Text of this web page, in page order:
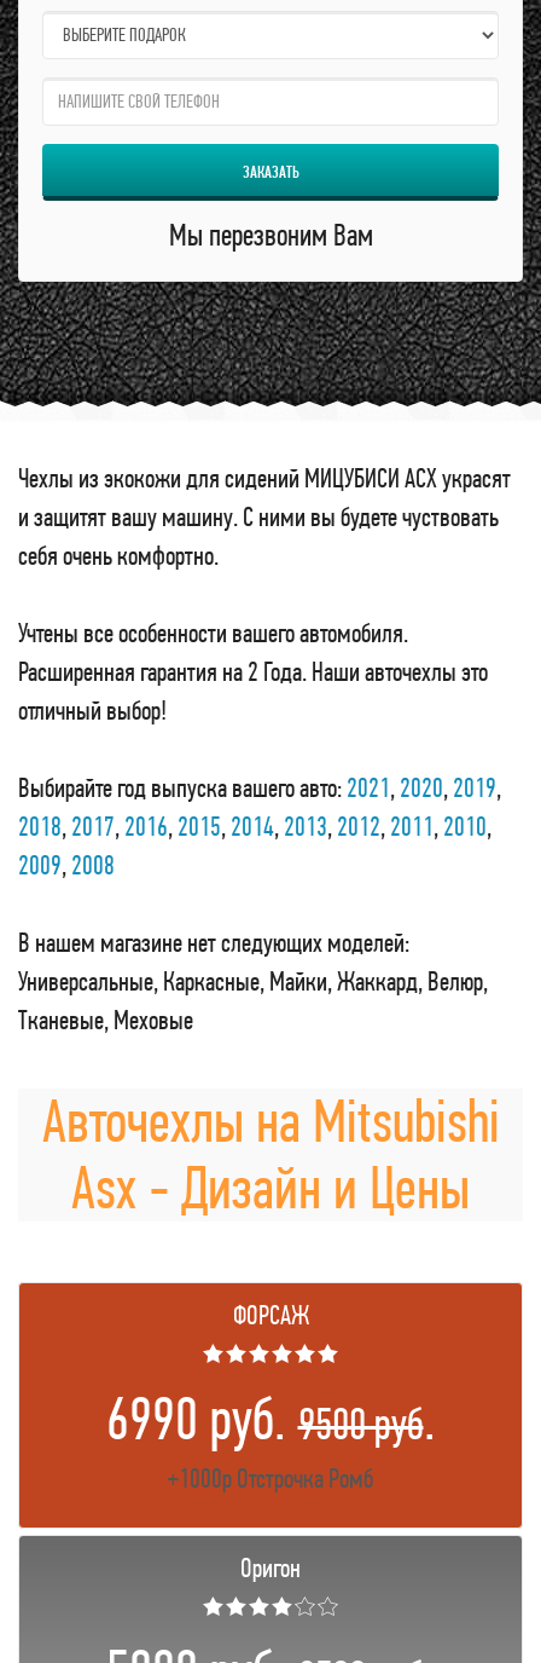
name:
qzw:
ЗАКАЗАТЬ
Мы перезвоним Вам
Чехлы из экокожи для сидений МИЦУБИСИ АСХ украсят
и защитят вашу машину. С ними вы будете чуствовать
себя очень комфортно.
Учтены все особенности вашего автомобиля.
Расширенная гарантия на 2 Года. Наши авточехлы это
отличный выбор!
Выбирайте год выпуска вашего авто:2021,2020,2019,
2018,2017,2016,2015,2014,2013,2012,2011,2010,
2009,2008
В нашем магазине нет следующих моделей:
Универсальные, Каркасные, Майки, Жаккард, Велюр,
Тканевые, Меховые
Авточехлы на Mitsubishi
Asx - Дизайн и Цены
ФОРСАЖ
★★★★★★
6990 руб.9500 руб.
+1000р Отстрочка Ромб
Оригон
★★★★☆☆